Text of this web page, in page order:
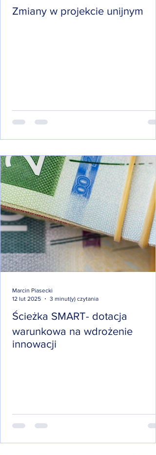
Zmiany w projekcie unijnym
Ścieżka SMART- dotacja
warunkowa na wdrożenie
innowacji
Marcin Piasecki
12 lut 2025
3 minut(y) czytania